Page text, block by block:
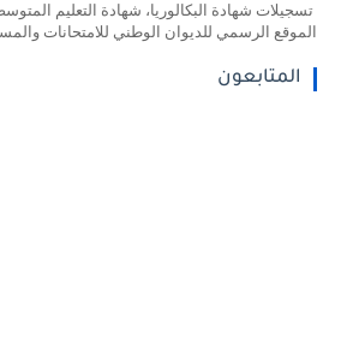
تسجيلات شهادة البكالوريا، شهادة التعليم المتوسط،
الموقع الرسمي للديوان الوطني للامتحانات
المتابعون